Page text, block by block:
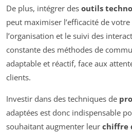
De plus, intégrer des outils
peut maximiser l’efficacité de
l’organisation et le suivi des
constante des méthodes de
adaptable et réactif, face aux
clients.
Investir dans des techniques de
adaptées est donc indispensable
souhaitant augmenter leur chiffre